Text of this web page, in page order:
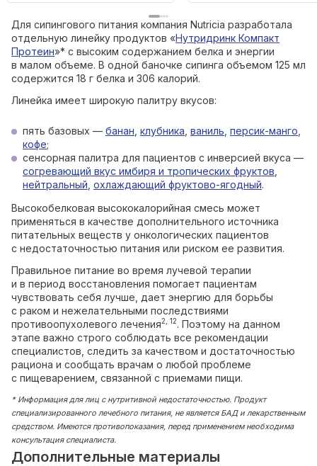
Для сипингового питания компания Nutricia разработала
отдельную линейку продуктов «Нутридринк Компакт
Протеин»* с высоким содержанием белка и энергии
в малом объеме. В одной баночке сипинга объемом 125 мл
содержится 18 г белка и 306 калорий.
Линейка имеет широкую палитру вкусов:
пять базовых — банан клубника ваниль персик-манго
кофе;
сенсорная палитра для пациентов с инверсией вкуса —
согревающий вкус имбиря и тропических фруктов
нейтральный охлаждающий фруктово-ягодный.
Высокобелковая высококалорийная смесь может
применяться в качестве дополнительного источника
питательных веществ у онкологических пациентов
с недостаточностью питания или риском ее развития.
Правильное питание во время лучевой терапии
и в период восстановления помогает пациентам
чувствовать себя лучше, дает энергию для борьбы
с раком и нежелательными последствиями
противоопухолевого лечения2, 12. Поэтому на данном
этапе важно строго соблюдать все рекомендации
специалистов, следить за качеством и достаточностью
рациона и сообщать врачам о любой проблеме
с пищеварением, связанной с приемами пищи.
* Информация для лиц с нутритивной недостаточностью. Продукт
специализированного лечебного питания, не является БАД и лекарственным
средством. Имеются противопоказания, перед применением необходима
консультация специалиста.
Дополнительные материалы